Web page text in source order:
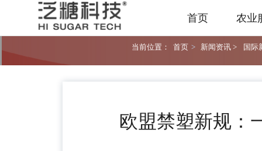
首页 农业
当前位置： 首页 > 新闻资讯 > 国际
欧盟禁塑新规：